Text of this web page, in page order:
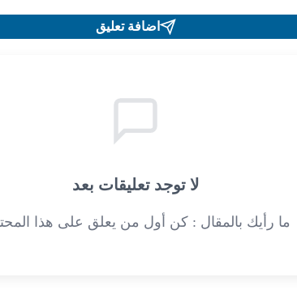
اضافة تعليق
لا توجد تعليقات بعد
ما رأيك بالمقال : كن أول من يعلق على هذا